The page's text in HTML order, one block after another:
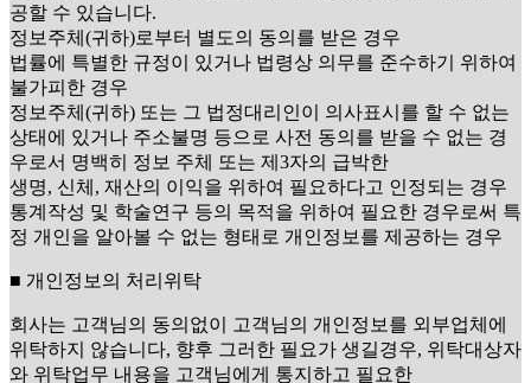
공할 수 있습니다.
정보주체(귀하)로부터 별도의 동의를 받은 경우
법률에 특별한 규정이 있거나 법령상 의무를 준수하기 위하여
불가피한 경우
정보주체(귀하) 또는 그 법정대리인이 의사표시를 할 수 없는
상태에 있거나 주소불명 등으로 사전 동의를 받을 수 없는 경
우로서 명백히 정보 주체 또는 제3자의 급박한
생명, 신체, 재산의 이익을 위하여 필요하다고 인정되는 경우
통계작성 및 학술연구 등의 목적을 위하여 필요한 경우로써 특
정 개인을 알아볼 수 없는 형태로 개인정보를 제공하는 경우
■ 개인정보의 처리위탁
회사는 고객님의 동의없이 고객님의 개인정보를 외부업체에
위탁하지 않습니다, 향후 그러한 필요가 생길경우, 위탁대상자
와 위탁업무 내용을 고객님에게 통지하고 필요한